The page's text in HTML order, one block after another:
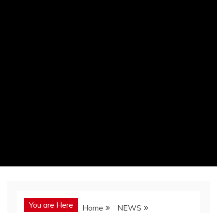
You are Here Home
NEWS